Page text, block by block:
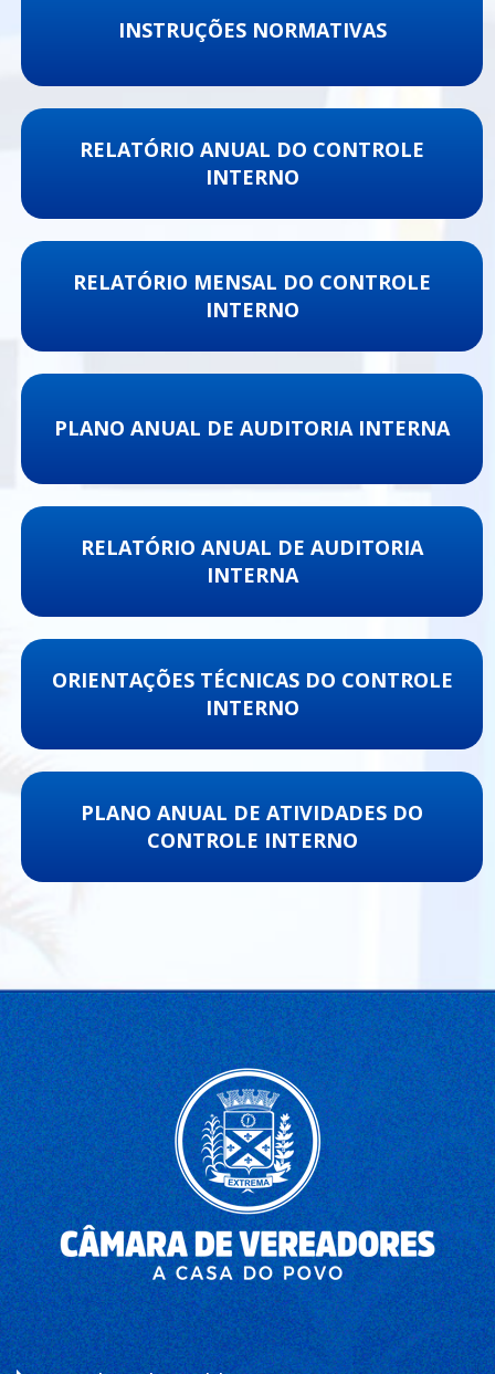
INSTRUÇÕES NORMATIVAS
RELATÓRIO ANUAL DO CONTROLE
INTERNO
RELATÓRIO MENSAL DO CONTROLE
INTERNO
PLANO ANUAL DE AUDITORIA INTERNA
RELATÓRIO ANUAL DE AUDITORIA
INTERNA
ORIENTAÇÕES TÉCNICAS DO CONTROLE
INTERNO
PLANO ANUAL DE ATIVIDADES DO
CONTROLE INTERNO